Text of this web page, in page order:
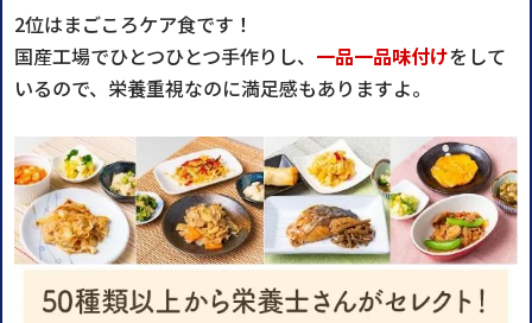
2位はまごころケア食です！
国産工場でひとつひとつ手作りし、 一品一品味付けをして
いるので、栄養重視なのに満足感もありますよ。